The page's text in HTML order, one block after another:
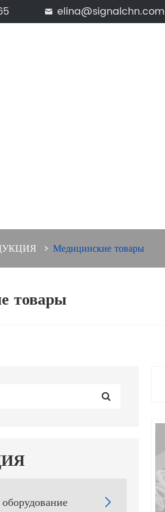
 elina@signalchn.com
Медицинские товары
товары
